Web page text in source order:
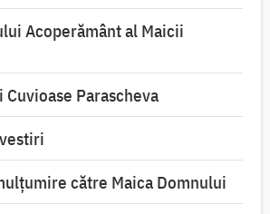
Acoperământ al Maicii
Parascheva
către Maica Domnului